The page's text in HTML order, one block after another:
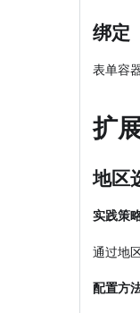
绑定
表单容
扩
地区
实践策
通过地
配置方